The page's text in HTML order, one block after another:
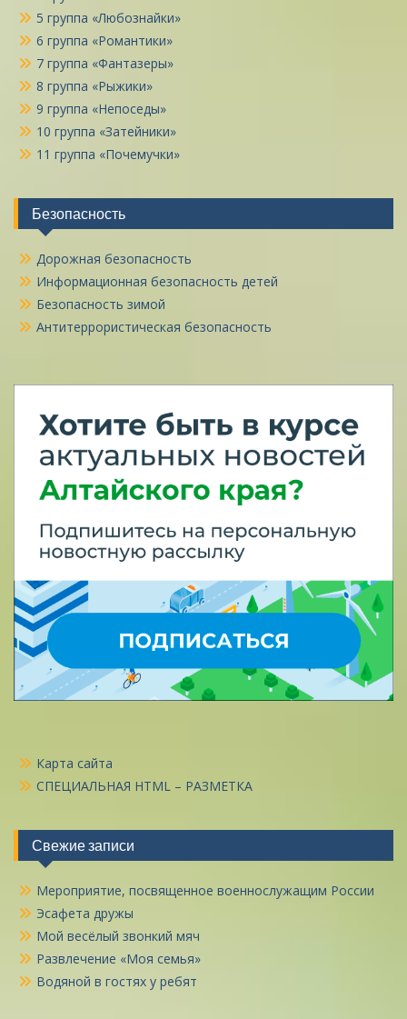
5 группа «Любознайки»
6 группа «Романтики»
7 группа «Фантазеры»
8 группа «Рыжики»
9 группа «Непоседы»
10 группа «Затейники»
11 группа «Почемучки»
Безопасность
Дорожная безопасность
Информационная безопасность детей
Безопасность зимой
Антитеррористическая безопасность
Карта сайта
СПЕЦИАЛЬНАЯ HTML – РАЗМЕТКА
Свежие записи
Мероприятие, посвященное военнослужащим России
Эсафета дружы
Мой весёлый звонкий мяч
Развлечение «Моя семья»
Водяной в гостях у ребят